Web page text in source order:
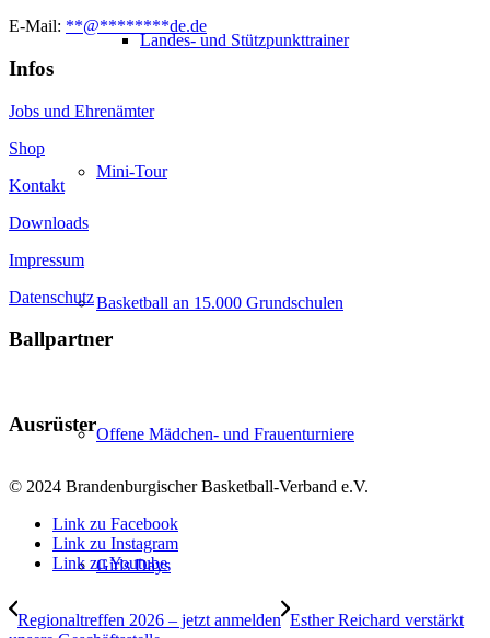
Landes- und Stützpunkttrainer
Mini-Tour
Basketball an 15.000 Grundschulen
Offene Mädchen- und Frauenturniere
Girls Days
E-Mail: **@********de.de
Infos
Jobs und Ehrenämter
Shop
Kontakt
Downloads
Impressum
Datenschutz
Ballpartner
Ausrüster
© 2024 Brandenburgischer Basketball-Verband e.V.
Link zu Facebook
Link zu Instagram
Link zu Youtube
Regionaltreffen 2026 – jetzt anmelden Esther Reichard verstärkt